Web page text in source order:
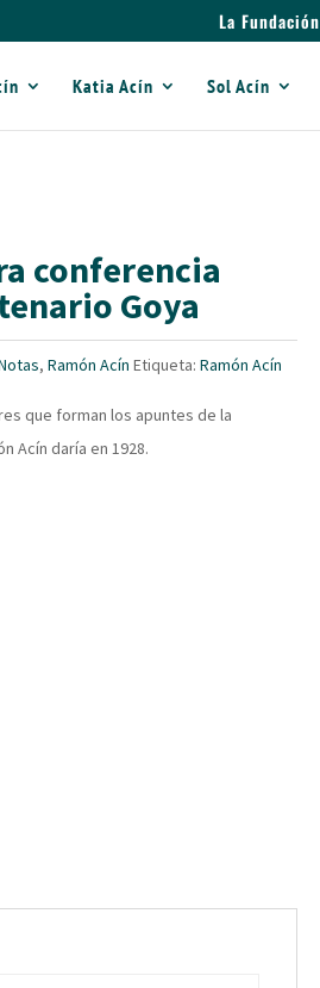
La Fundación
Katia Acín Sol Acín
conferencia
Goya
,Ramón Acín Etiqueta:Ramón Acín
que forman los apuntes de la
Acín daría en 1928.